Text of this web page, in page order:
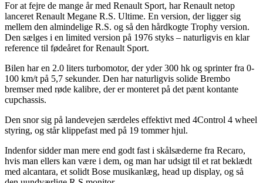
For at fejre de mange år med Renault Sport, har Renault netop
lanceret Renault Megane R.S. Ultime. En version, der ligger sig
mellem den almindelige R.S. og så den hårdkogte Trophy version.
Den sælges i en limited version på 1976 styks – naturligvis en klar
reference til fødeåret for Renault Sport.
Bilen har en 2.0 liters turbomotor, der yder 300 hk og sprinter fra 0-
100 km/t på 5,7 sekunder. Den har naturligvis solide Brembo
bremser med røde kalibre, der er monteret på det pænt kontante
cupchassis.
Den snor sig på landevejen særdeles effektivt med 4Control 4 wheel
styring, og står klippefast med på 19 tommer hjul.
Indenfor sidder man mere end godt fast i skålsæderne fra Recaro,
hvis man ellers kan være i dem, og man har udsigt til et rat beklædt
med alcantara, et solidt Bose musikanlæg, head up display, og så